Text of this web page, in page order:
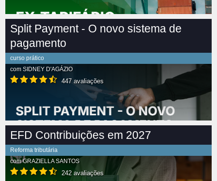
Split Payment - O novo sistema de
pagamento
curso prático
com SIDNEY D'AGÁZIO
447 avaliações
EFD Contribuições em 2027
Reforma tributária
comGRAZIELLA SANTOS
242 avaliações